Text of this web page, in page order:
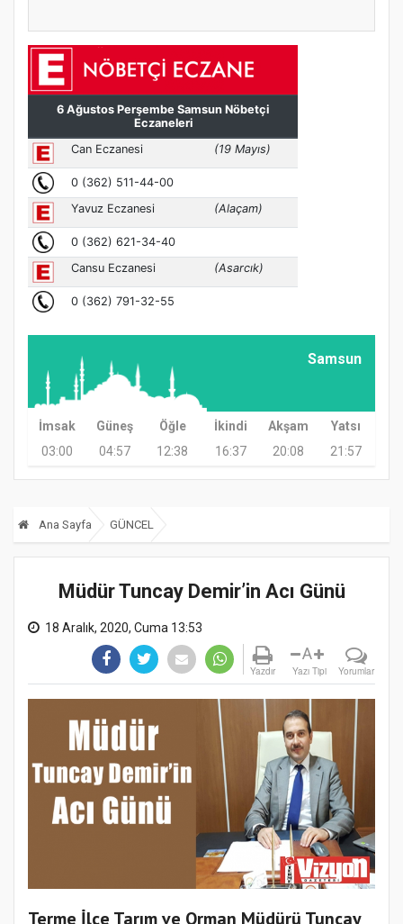
Samsun
İmsak Güneş Öğle İkindi Akşam
Yatsı
03:00
04:57 12:38 16:37 20:08 21:57
Ana Sayfa GÜNCEL
Müdür Tuncay Demir’in Acı Günü
18 Aralık, 2020, Cuma 13:53
Yazdır
A
Yazı Tipi Yorumlar
Terme İlçe Tarım ve Orman Müdürü Tuncay